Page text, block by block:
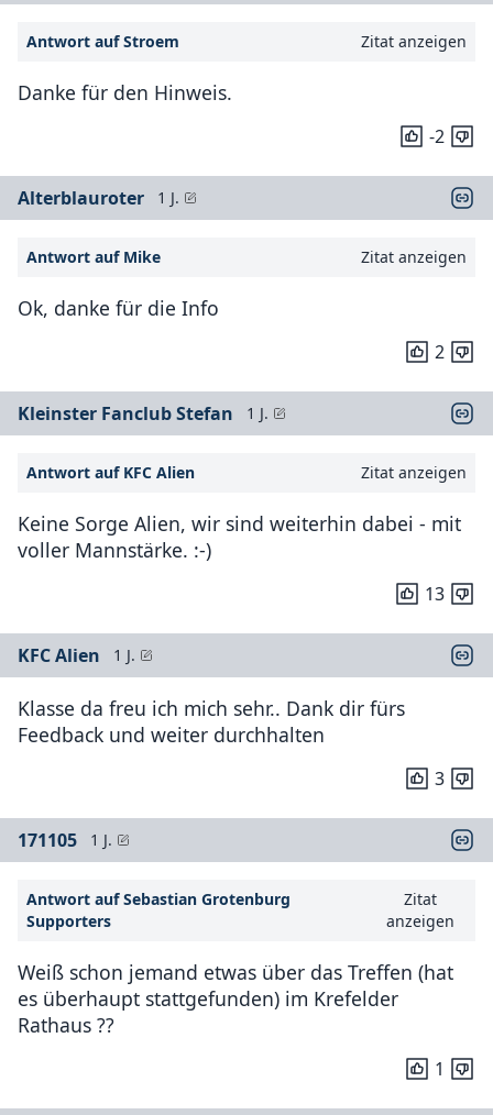
Antwort auf Stroem Zitat anzeigen
Danke für den Hinweis.
-2
Alterblauroter 1 J.
Antwort auf Mike Zitat anzeigen
Ok, danke für die Info
2
Kleinster Fanclub Stefan 1 J.
Antwort auf KFC Alien Zitat anzeigen
Keine Sorge Alien, wir sind weiterhin dabei - mit
voller Mannstärke. :-)
13
KFC Alien 1 J.
Klasse da freu ich mich sehr.. Dank dir fürs
Feedback und weiter durchhalten
3
171105 1 J.
Antwort auf Sebastian Grotenburg
Supporters
Zitat
anzeigen
Weiß schon jemand etwas über das Treffen (hat
es überhaupt stattgefunden) im Krefelder
Rathaus ??
1